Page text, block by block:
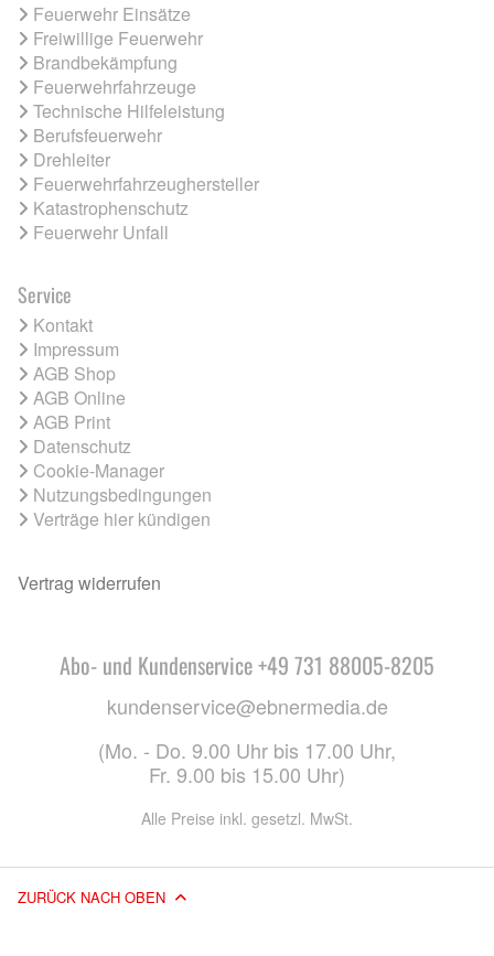
Feuerwehr Einsätze
Freiwillige Feuerwehr
Brandbekämpfung
Feuerwehrfahrzeuge
Technische Hilfeleistung
Berufsfeuerwehr
Drehleiter
Feuerwehrfahrzeughersteller
Katastrophenschutz
Feuerwehr Unfall
Service
Kontakt
Impressum
AGB Shop
AGB Online
AGB Print
Datenschutz
Cookie-Manager
Nutzungsbedingungen
Verträge hier kündigen
Vertrag widerrufen
Abo- und Kundenservice +49 731 88005-8205
kundenservice@ebnermedia.de
(Mo. - Do. 9.00 Uhr bis 17.00 Uhr,
Fr. 9.00 bis 15.00 Uhr)
Alle Preise inkl. gesetzl. MwSt.
ZURÜCK NACH OBEN